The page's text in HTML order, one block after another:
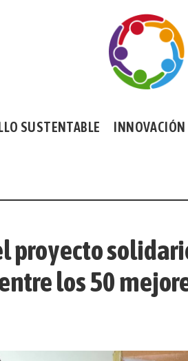
SUSTENTABLE
proyecto
los 50